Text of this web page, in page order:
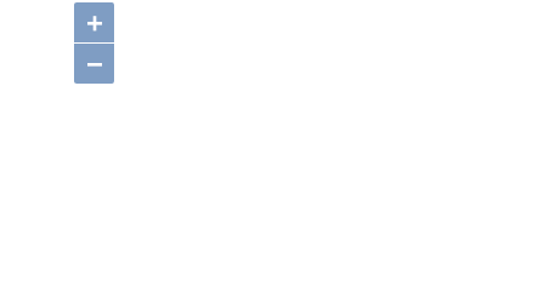
+
−